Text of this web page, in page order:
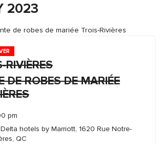
2023
de robes de mariée Trois-Rivières
RIVIÈRES
DE ROBES DE MARIÉE
pm
hotels by Marriott, 1620 Rue Notre-
QC